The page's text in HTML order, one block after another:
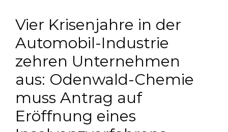
Vier Krisenjahre in der
Automobil-Industrie
zehren Unternehmen
aus: Odenwald-Chemie
muss Antrag auf
Eröffnung eines